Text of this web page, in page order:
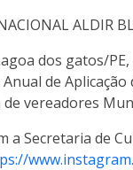
ALDIR
dos gatos/
de Aplicação
vereadores
Secretaria de